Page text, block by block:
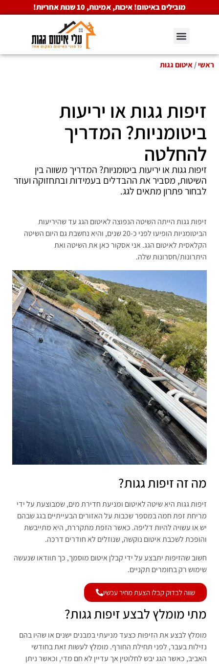
מובילים באיטום! איכות, אמינות, 10 שנות אחריות!
ראשי/איטום גגות
זיפות גגות או יריעות
ביטומניות? המדריך
להחלטה
זיפות גגות או יריעות ביטומניות? המדריך משווה בין
השיטות, מסביר את ההבדלים בעמידות ובתחזוקה ועוזר
לבחור פתרון מתאים לגג.
זיפות גגות הייתה השיטה הנפוצה לאיטום הגג עד שהיריעות
הביטומניות הופיעו לפני כ-20 שנים, והיא נחשבת גם היום השיטה
הקלאסית לאיטום הגג. אני אסקור כאן את השיטה ואת
היתרונות/חסרונות שלה.
מה זה זיפות גגות?
זיפות גגות היא שיטה לאיטום ומניעת חדירת מים, שמבוצעת על ידי
מריחת זפת חמה במספר שכבות על האזורים הבעייתיים בגג שבהם
יש או עשויה להיות דליפה. כאשר הזפת מתקררת, היא מתייבשת
והופכת לשכבת איטום נוקשה, שנוזלים לא חודרים דרכה.
חשוב שהזיפות יתבצע על ידי קבלן איטום מוסמך, כך תוודאו שנעשה
שימוש רק בחומרים תקניים.
שווה לבדוק קבלו הצעת מחיר עכשיו
מתי מומלץ לבצע זיפות גגות?
מומלץ לבצע את הזיפות כצעד מניעתי במבנים ישנים או שהיו בהם
נזילות בעבר, לפני תחילת החורף. מומלץ לעשות זאת בחודשי
האביב, כאשר הגג יבש לחלוטין אך עדיין לא חם מדי, וכאשר ניתן